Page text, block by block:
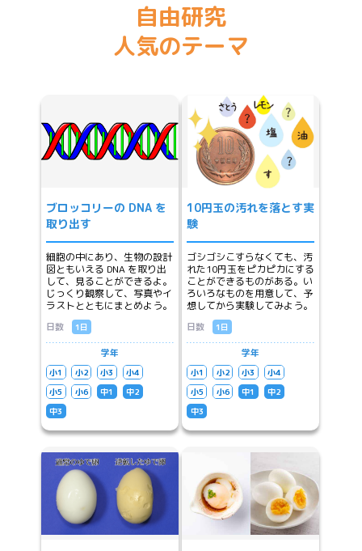
自由研究
人気のテーマ
ブロッコリーの DNA を
取り出す
細胞の中にあり、生物の設計
図ともいえる DNA を取り出
して、見ることができるよ。
じっくり観察して、写真やイ
ラストとともにまとめよう。
日数 1日
学年
小1 小2 小3
小4
小5
小6 中1
中2
中3
10円玉の汚れを落とす実
験
ゴシゴシこすらなくても、汚
れた10円玉をピカピカにする
ことができるものがある。い
ろいろなものを用意して、予
想してから実験してみよう。
日数 1日
学年
小1 小2 小3
小4
小5
小6 中1
中2
中3